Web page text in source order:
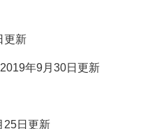
更新
2019年9月30日更新
25日更新